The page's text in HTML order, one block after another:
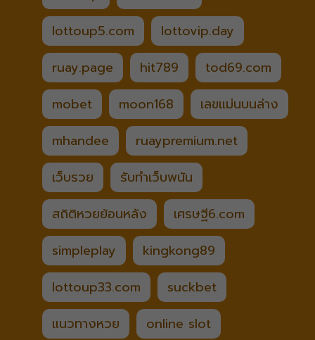
lottoup5.com
lottovip.day
ruay.page
hit789
tod69.com
mobet
moon168
เลขแม่นบนล่าง
mhandee
ruaypremium.net
เว็บรวย
รับทำเว็บพนัน
สถิติหวยย้อนหลัง
เศรษฐี6.com
simpleplay
kingkong89
lottoup33.com
suckbet
แนวทางหวย
online slot